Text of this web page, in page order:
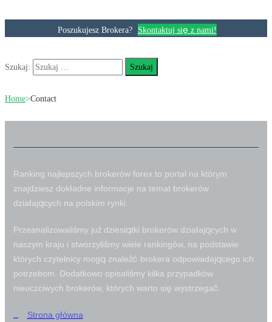
Poszukujesz Brokera? Skontaktuj się z nami!
Szukaj:
Home>Contact
Ranking najlepszych brokerów forex to portal na którym
znajdziesz dokładne informacje na temat brokerów
działających na polskim rynki.
Przeanalizowaliśmy już dziesiątki brokerów działających w
naszym kraju i stworzyliśmy wiele rankingów, na podstawie
których czytelnicy mogą znaleźć brokera odpowiadającego ich
potrzebom. Dodatkowo opisaliśmy kilka przypadków
nieuczciwych brokerów, których warto się wystrzegać.
Strona główna